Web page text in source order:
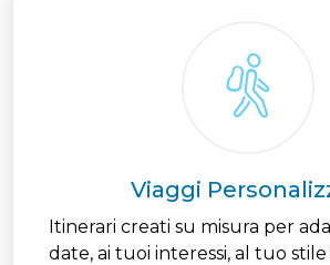
Viaggi
Itinerari creati su misura per
date, ai tuoi interessi, al tuo stile